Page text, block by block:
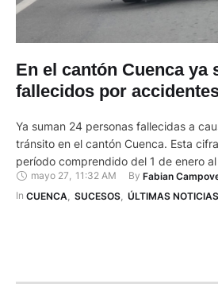
En el cantón Cuenca ya
fallecidos por
Ya suman 24 personas fallecidas a
tránsito en el cantón Cuenca. Esta
período comprendido del 1 de enero
Diario El Mercurio registra los
digital para acceso público. La muerte
mayo 27, 11:32 AM By Fabian
In CUENCA SUCESOS, ÚLTIMAS NOTICIAS